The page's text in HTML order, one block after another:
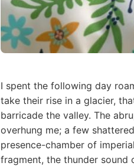
I spent the following day
take their rise in a glacier,
barricade the valley. The
overhung me; a few
presence-chamber of
fragment, the thunder sound